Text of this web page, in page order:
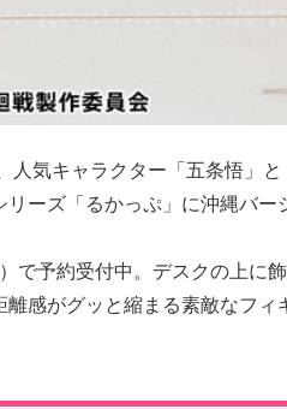
人気キャラクター「五条悟」
リーズ「るかっぷ」に沖縄バー
で予約受付中。デスクの上に
感がグッと縮まる素敵なフィ